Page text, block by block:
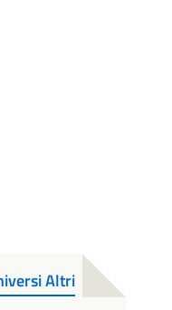
Altri